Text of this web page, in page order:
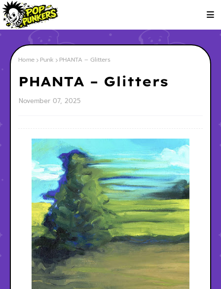
Home Punk PHANTA – Glitters
PHANTA – Glitters
November 07, 2025